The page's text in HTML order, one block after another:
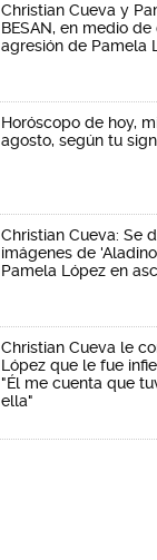
Christian Cueva y
BESAN, en medio
agresión de Pamela
Horóscopo de hoy,
agosto, según tu
Christian Cueva: Se
imágenes de
Pamela López en
Christian Cueva le
López que le fue
"Él me cuenta que
ella"